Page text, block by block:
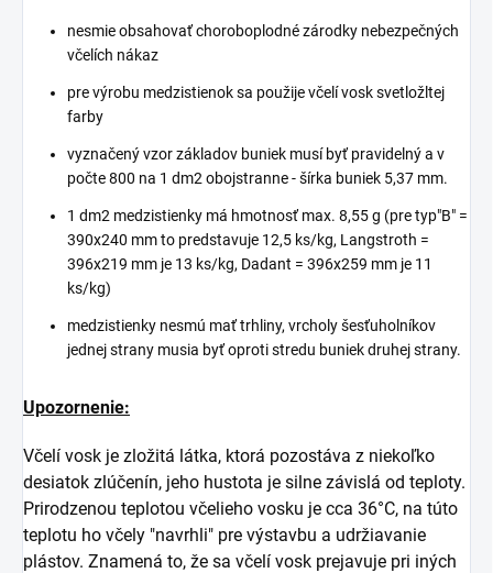
nesmie obsahovať choroboplodné zárodky nebezpečných
včelích nákaz
pre výrobu medzistienok sa použije včelí vosk svetložltej
farby
vyznačený vzor základov buniek musí byť pravidelný a v
počte 800 na 1 dm2 obojstranne - šírka buniek 5,37 mm.
1 dm2 medzistienky má hmotnosť max. 8,55 g (pre typ"B" =
390x240 mm to predstavuje 12,5 ks/kg, Langstroth =
396x219 mm je 13 ks/kg, Dadant = 396x259 mm je 11
ks/kg)
medzistienky nesmú mať trhliny, vrcholy šesťuholníkov
jednej strany musia byť oproti stredu buniek druhej strany.
Upozornenie:
Včelí vosk je zložitá látka, ktorá pozostáva z niekoľko
desiatok zlúčenín, jeho hustota je silne závislá od teploty.
Prirodzenou teplotou včelieho vosku je cca 36°C, na túto
teplotu ho včely "navrhli" pre výstavbu a udržiavanie
plástov. Znamená to, že sa včelí vosk prejavuje pri iných